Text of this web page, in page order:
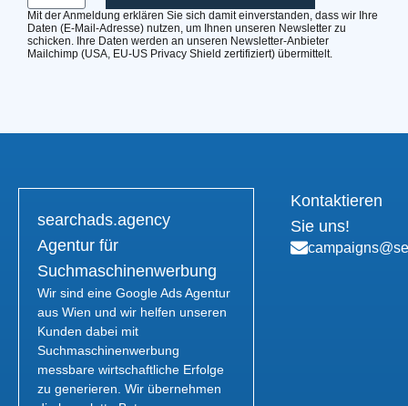
Mit der Anmeldung erklären Sie sich damit einverstanden, dass wir Ihre
Daten (E-Mail-Adresse) nutzen, um Ihnen unseren Newsletter zu
schicken. Ihre Daten werden an unseren Newsletter-Anbieter
Mailchimp (USA, EU-US Privacy Shield zertifiziert) übermittelt.
searchads.agency
Agentur für
Suchmaschinenwerbung
Wir sind eine Google Ads Agentur
aus Wien und wir helfen unseren
Kunden dabei mit
Suchmaschinenwerbung
messbare wirtschaftliche Erfolge
zu generieren. Wir übernehmen
Kontaktieren
Sie uns!